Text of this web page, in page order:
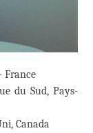
France
du Sud, Pays-
Canada